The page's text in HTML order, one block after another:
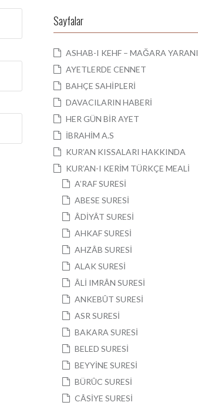
Sayfalar
ASHAB-I KEHF – MAĞARA YARANI
AYETLERDE CENNET
BAHÇE SAHİPLERİ
DAVACILARIN HABERİ
HER GÜN BİR AYET
İBRAHİM A.S
KUR’AN KISSALARI HAKKINDA
KUR’AN-I KERİM TÜRKÇE MEALİ
A’RAF SURESİ
ABESE SURESİ
ÂDİYÂT SURESİ
AHKAF SURESİ
AHZÂB SURESİ
ALAK SURESİ
ÂLİ IMRÂN SURESİ
ANKEBÛT SURESİ
ASR SURESİ
BAKARA SURESİ
BELED SURESİ
BEYYİNE SURESİ
BÜRÛC SURESİ
CÂSİYE SURESİ